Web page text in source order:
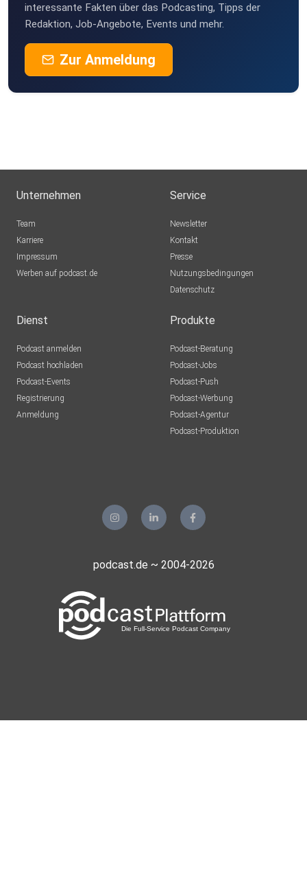
interessante Fakten über das Podcasting, Tipps der
Redaktion, Job-Angebote, Events und mehr.
Zur Anmeldung
Unternehmen
Team
Karriere
Impressum
Werben auf podcast.de
Service
Newsletter
Kontakt
Presse
Nutzungsbedingungen
Datenschutz
Dienst
Podcast anmelden
Podcast hochladen
Podcast-Events
Registrierung
Anmeldung
Produkte
Podcast-Beratung
Podcast-Jobs
Podcast-Push
Podcast-Werbung
Podcast-Agentur
Podcast-Produktion
podcast.de ~ 2004-2026